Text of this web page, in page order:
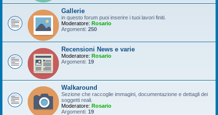
Gallerie
in questo forum puoi inserire i tuoi lavori finiti.
Moderatore: Rosario
Argomenti: 250
Recensioni News e varie
Moderatore: Rosario
Argomenti: 19
Walkaround
Sezione che raccoglie immagini, documentazione e dettagli dei
soggetti reali.
Moderatore: Rosario
Argomenti: 19